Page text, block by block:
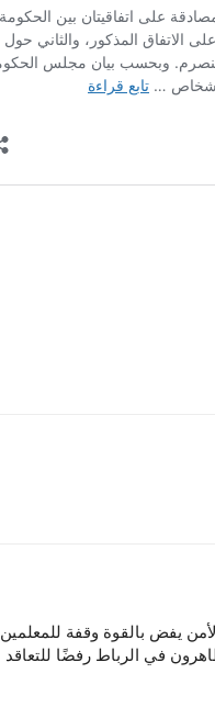
يفض بالقوة وقفة للمعلمين
في الرباط رفضًا للتعاقد